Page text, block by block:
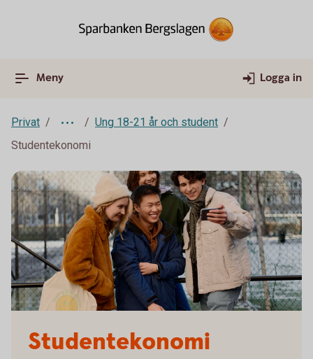
Meny Logga in
Privat
Ung 18-21 år och student
Studentekonomi
Studentekonomi